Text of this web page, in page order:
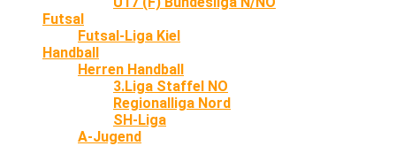
Futsal
Futsal-Liga Kiel
Handball
Herren Handball
3.Liga Staffel NO
Regionalliga Nord
SH-Liga
A-Jugend